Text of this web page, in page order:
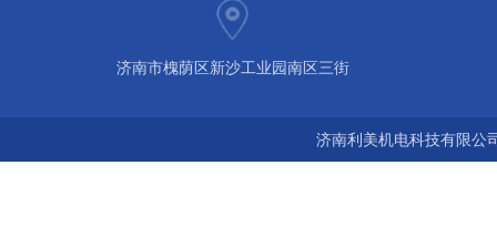
济南市槐荫区新沙工业园南区三街
济南利美机电科技有限